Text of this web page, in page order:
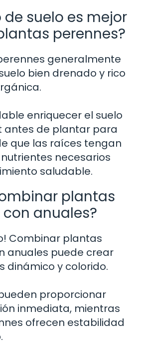
de suelo es mejor
perennes?
generalmente
bien drenado y rico
enriquecer el suelo
antes de plantar para
que las raíces tengan
necesarios
saludable.
plantas
anuales?
Combinar plantas
anuales puede crear
dinámico y colorido.
proporcionar
inmediata, mientras
ofrecen estabilidad